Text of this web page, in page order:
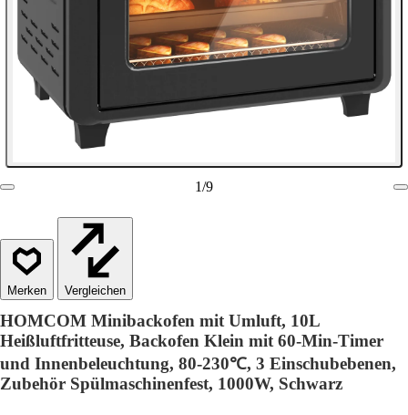
1/9
Vergleichen
HOMCOM Minibackofen mit Umluft, 10L
Heißluftfritteuse, Backofen Klein mit 60-Min-Timer
und Innenbeleuchtung, 80-230℃, 3 Einschubebenen,
Zubehör Spülmaschinenfest, 1000W, Schwarz